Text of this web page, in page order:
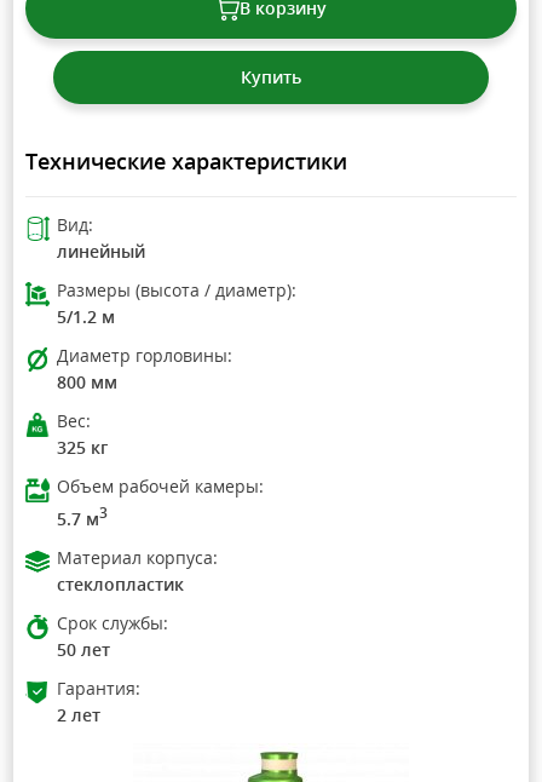
В корзину
Купить
Технические характеристики
Вид:
линейный
Размеры (высота / диаметр):
5/1.2 м
Диаметр горловины:
800 мм
Вес:
325 кг
Объем рабочей камеры:
5.7 м3
Материал корпуса:
стеклопластик
Срок службы:
50 лет
Гарантия:
2 лет